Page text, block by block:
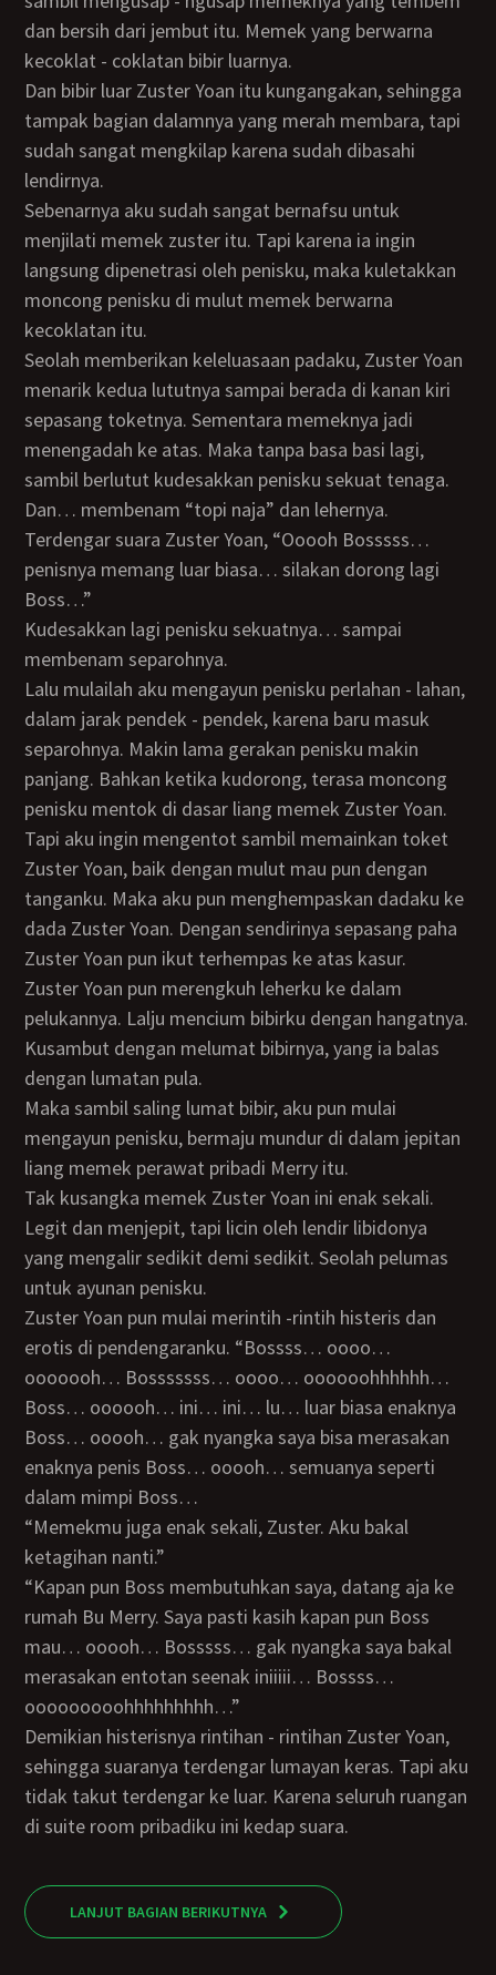
dan bersih dari jembut itu. Memek yang berwarna
kecoklat - coklatan bibir luarnya.
Dan bibir luar Zuster Yoan itu kungangakan, sehingga
tampak bagian dalamnya yang merah membara, tapi
sudah sangat mengkilap karena sudah dibasahi
lendirnya.
Sebenarnya aku sudah sangat bernafsu untuk
menjilati memek zuster itu. Tapi karena ia ingin
langsung dipenetrasi oleh penisku, maka kuletakkan
moncong penisku di mulut memek berwarna
kecoklatan itu.
Seolah memberikan keleluasaan padaku, Zuster Yoan
menarik kedua lututnya sampai berada di kanan kiri
sepasang toketnya. Sementara memeknya jadi
menengadah ke atas. Maka tanpa basa basi lagi,
sambil berlutut kudesakkan penisku sekuat tenaga.
Dan… membenam “topi naja” dan lehernya.
Terdengar suara Zuster Yoan, “Ooooh Bosssss…
penisnya memang luar biasa… silakan dorong lagi
Boss…”
Kudesakkan lagi penisku sekuatnya… sampai
membenam separohnya.
Lalu mulailah aku mengayun penisku perlahan - lahan,
dalam jarak pendek - pendek, karena baru masuk
separohnya. Makin lama gerakan penisku makin
panjang. Bahkan ketika kudorong, terasa moncong
penisku mentok di dasar liang memek Zuster Yoan.
Tapi aku ingin mengentot sambil memainkan toket
Zuster Yoan, baik dengan mulut mau pun dengan
tanganku. Maka aku pun menghempaskan dadaku ke
dada Zuster Yoan. Dengan sendirinya sepasang paha
Zuster Yoan pun ikut terhempas ke atas kasur.
Zuster Yoan pun merengkuh leherku ke dalam
pelukannya. Lalju mencium bibirku dengan hangatnya.
Kusambut dengan melumat bibirnya, yang ia balas
dengan lumatan pula.
Maka sambil saling lumat bibir, aku pun mulai
mengayun penisku, bermaju mundur di dalam jepitan
liang memek perawat pribadi Merry itu.
Tak kusangka memek Zuster Yoan ini enak sekali.
Legit dan menjepit, tapi licin oleh lendir libidonya
yang mengalir sedikit demi sedikit. Seolah pelumas
untuk ayunan penisku.
Zuster Yoan pun mulai merintih -rintih histeris dan
erotis di pendengaranku. “Bossss… oooo…
ooooooh… Bosssssss… oooo… oooooohhhhhh…
Boss… oooooh… ini… ini… lu… luar biasa enaknya
Boss… ooooh… gak nyangka saya bisa merasakan
enaknya penis Boss… ooooh… semuanya seperti
dalam mimpi Boss…
“Memekmu juga enak sekali, Zuster. Aku bakal
ketagihan nanti.”
“Kapan pun Boss membutuhkan saya, datang aja ke
rumah Bu Merry. Saya pasti kasih kapan pun Boss
mau… ooooh… Bosssss… gak nyangka saya bakal
merasakan entotan seenak iniiiii… Bossss…
ooooooooohhhhhhhhh…”
Demikian histerisnya rintihan - rintihan Zuster Yoan,
sehingga suaranya terdengar lumayan keras. Tapi aku
tidak takut terdengar ke luar. Karena seluruh ruangan
di suite room pribadiku ini kedap suara.
LANJUT BAGIAN BERIKUTNYA